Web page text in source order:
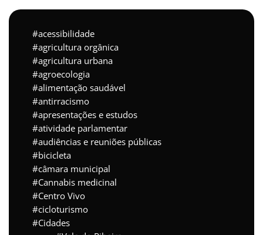
acessibilidade
agricultura orgânica
agricultura urbana
agroecologia
alimentação saudável
antirracismo
apresentações e estudos
atividade parlamentar
audiências e reuniões públicas
bicicleta
câmara municipal
Cannabis medicinal
Centro Vivo
cicloturismo
Cidades